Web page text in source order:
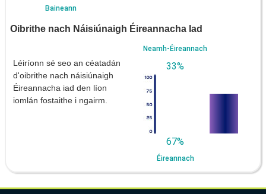
Baineann
Oibrithe nach Náisiúnaigh Éireannacha Iad
Léiríonn sé seo an céatadán
d'oibrithe nach náisiúnaigh
Éireannacha iad den líon
iomlán fostaithe i ngairm.
Neamh-Éireannach
33%
67%
Éireannach